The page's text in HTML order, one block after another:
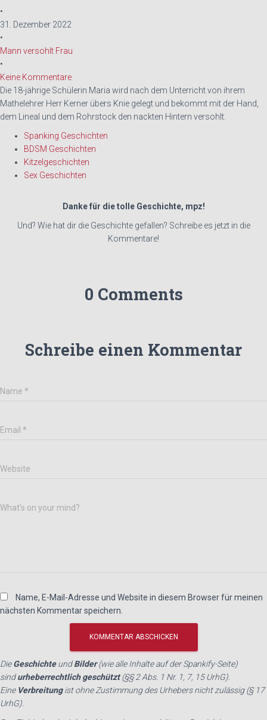
•
31. Dezember 2022
•
Mann versohlt Frau
•
Keine Kommentare
Die 18-jährige Schülerin Maria wird nach dem Unterricht von ihrem
Mathelehrer Herr Kerner übers Knie gelegt und bekommt mit der Hand,
dem Lineal und dem Rohrstock den nackten Hintern versohlt.
Spanking Geschichten
BDSM Geschichten
Kitzelgeschichten
Sex Geschichten
Danke für die tolle Geschichte, mpz!
Und? Wie hat dir die Geschichte gefallen? Schreibe es jetzt in die
Kommentare!
0 Comments
Schreibe einen Kommentar
Name *
Email *
Website
What's on your mind?
Name, E-Mail-Adresse und Website in diesem Browser für meinen
nächsten Kommentar speichern.
DieGeschichteundBilder(wie alle Inhalte auf der Spankify-Seite)
sind urheberrechtlich geschützt (§§ 2 Abs. 1 Nr. 1, 7, 15 UrhG).
Eine Verbreitung ist ohne Zustimmung des Urhebers nicht zulässig (§ 17
UrhG).